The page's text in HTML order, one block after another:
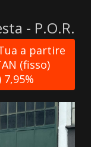
- P.O.R.
a partire
(fisso)
7,95%